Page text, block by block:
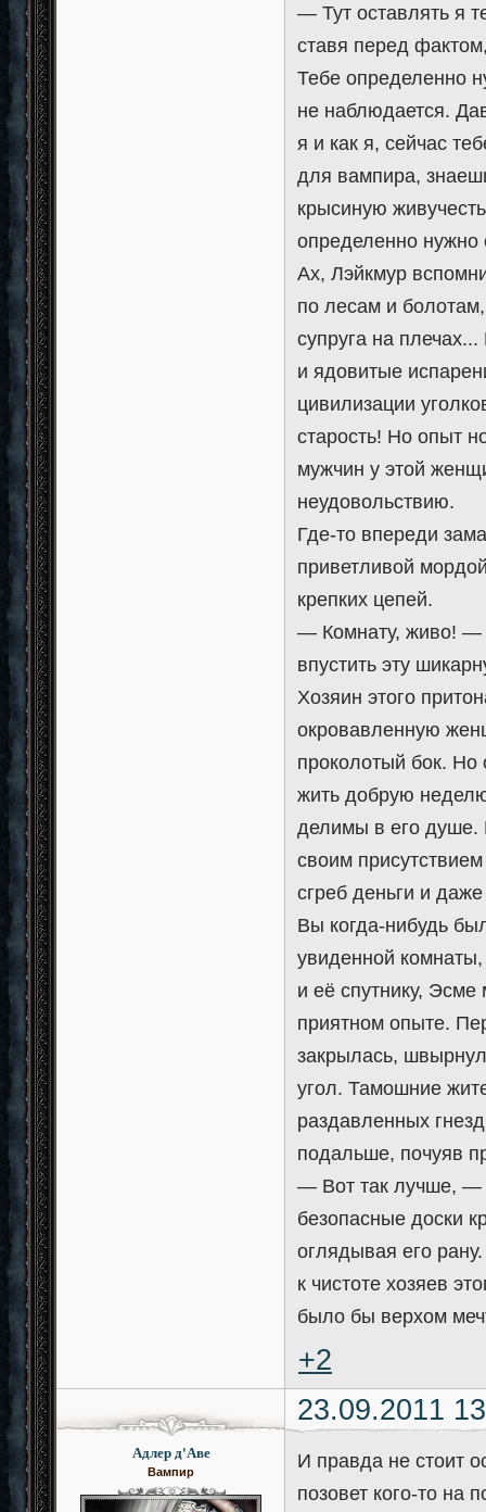
— Тут оставлять я
ставя перед
Тебе определенно
не наблюдается.
я и как я, сейчас
для вампира,
крысиную
определенно нужно
Ах, Лэйкмур
по лесам и болотам,
супруга на
и ядовитые
цивилизации
старость! Но опыт
мужчин у этой
неудовольствию.
Где-то впереди
приветливой
крепких цепей.
— Комнату, живо! —
впустить эту
Хозяин этого
окровавленную
проколотый бок. Но
жить добрую
делимы в его душе.
своим
сгреб деньги и
Вы когда-нибудь
увиденной
и её спутнику,
приятном опыте.
закрылась,
угол. Тамошние
раздавленных
подальше, почуяв
— Вот так лучше, —
безопасные доски
оглядывая его
к чистоте хозяев
было бы верхом
+2
23.09.2011
Адлер д'Аве
Вампир
И правда не стоит
позовет кого-то на